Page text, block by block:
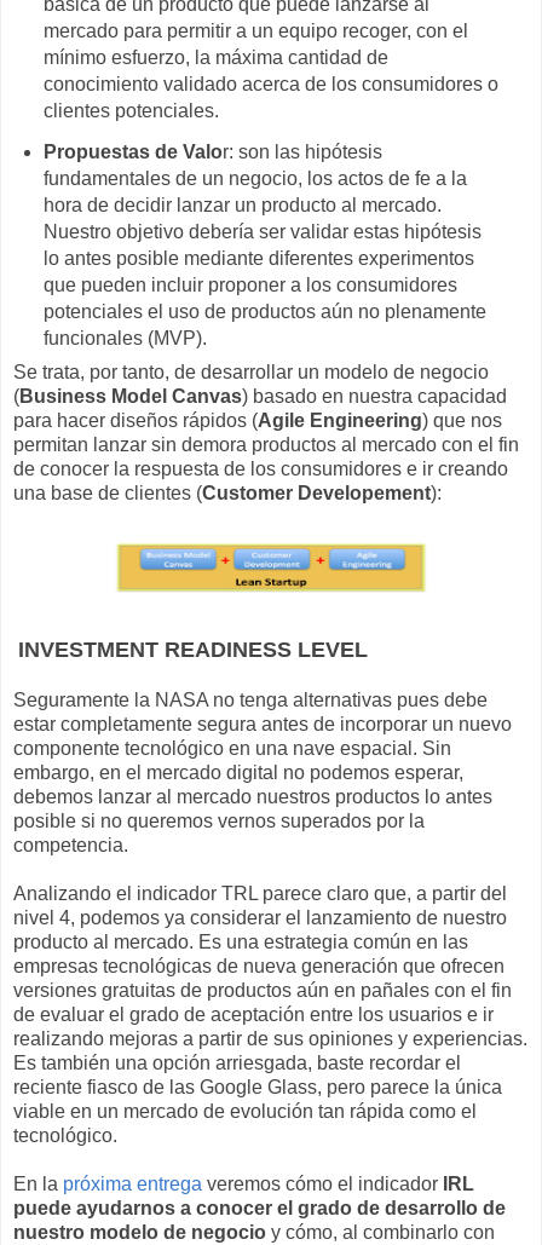
mercado para permitir a un equipo recoger, con el
mínimo esfuerzo, la máxima cantidad de
conocimiento validado acerca de los consumidores o
clientes potenciales.
Propuestas de Valor: son las hipótesis
fundamentales de un negocio, los actos de fe a la
hora de decidir lanzar un producto al mercado.
Nuestro objetivo debería ser validar estas hipótesis
lo antes posible mediante diferentes experimentos
que pueden incluir proponer a los consumidores
potenciales el uso de productos aún no plenamente
funcionales (MVP).
Se trata, por tanto, de desarrollar un modelo de negocio
(Business Model Canvas) basado en nuestra capacidad
para hacer diseños rápidos (Agile Engineering) que nos
permitan lanzar sin demora productos al mercado con el fin
de conocer la respuesta de los consumidores e ir creando
una base de clientes (Customer Developement):
INVESTMENT READINESS LEVEL
Seguramente la NASA no tenga alternativas pues debe
estar completamente segura antes de incorporar un nuevo
componente tecnológico en una nave espacial. Sin
embargo, en el mercado digital no podemos esperar,
debemos lanzar al mercado nuestros productos lo antes
posible si no queremos vernos superados por la
competencia.
Analizando el indicador TRL parece claro que, a partir del
nivel 4, podemos ya considerar el lanzamiento de nuestro
producto al mercado. Es una estrategia común en las
empresas tecnológicas de nueva generación que ofrecen
versiones gratuitas de productos aún en pañales con el fin
de evaluar el grado de aceptación entre los usuarios e ir
realizando mejoras a partir de sus opiniones y experiencias.
Es también una opción arriesgada, baste recordar el
reciente fiasco de las Google Glass, pero parece la única
viable en un mercado de evolución tan rápida como el
tecnológico.
En la próxima entrega veremos cómo el indicador
IRL
puede ayudarnos a conocer el grado de desarrollo de
nuestro modelo de negocio y cómo, al combinarlo con